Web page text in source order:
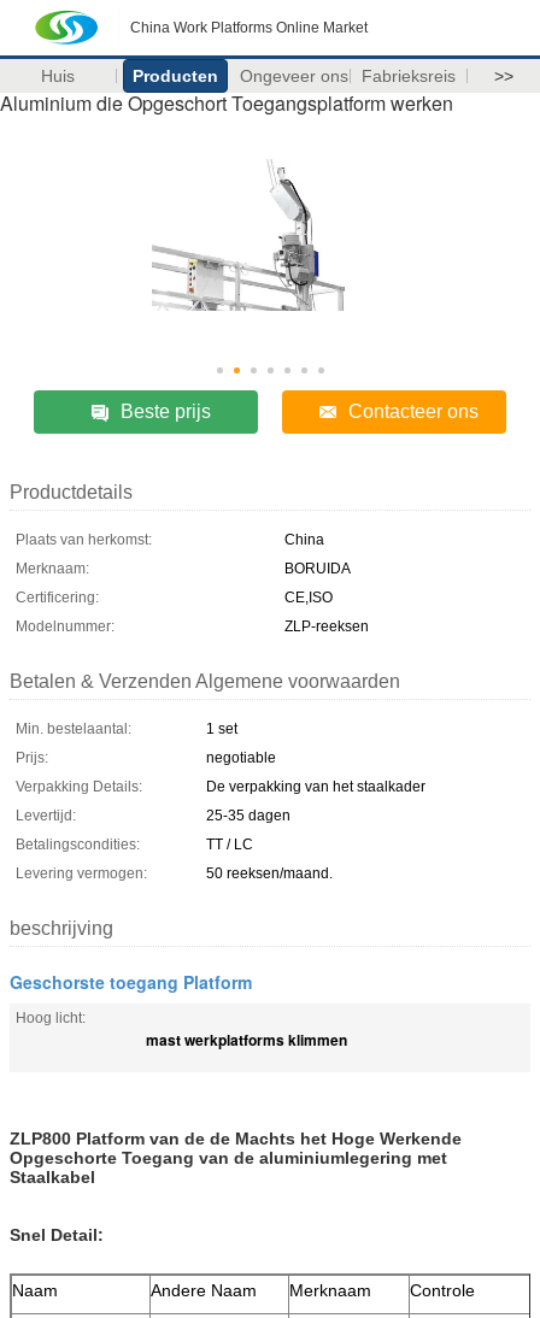
China Work Platforms Online Market
Huis Producten Ongeveer ons Fabrieksreis >>
Aluminium die Opgeschort Toegangsplatform werken
Beste prijs Contacteer ons
Productdetails
Plaats van herkomst:
China
Merknaam:
BORUIDA
Certificering:
CE,ISO
Modelnummer:
ZLP-reeksen
Betalen & Verzenden Algemene voorwaarden
Min. bestelaantal:
1 set
Prijs:
negotiable
Verpakking Details:
De verpakking van het staalkader
Levertijd:
25-35 dagen
Betalingscondities:
TT / LC
Levering vermogen:
50 reeksen/maand.
beschrijving
Geschorste toegang Platform
Hoog licht:
mast werkplatforms klimmen
ZLP800 Platform van de de Machts het Hoge Werkende
Opgeschorte Toegang van de aluminiumlegering met
Staalkabel
Snel Detail:
Naam Andere Naam Merknaam
Controle